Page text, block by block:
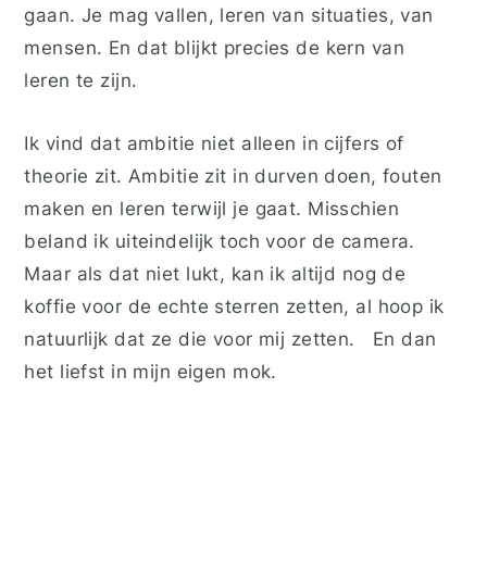
gaan. Je mag vallen, leren van situaties, van
mensen. En dat blijkt precies de kern van
leren te zijn.
Ik vind dat ambitie niet alleen in cijfers of
theorie zit. Ambitie zit in durven doen, fouten
maken en leren terwijl je gaat. Misschien
beland ik uiteindelijk toch voor de camera.
Maar als dat niet lukt, kan ik altijd nog de
koffie voor de echte sterren zetten, al hoop ik
natuurlijk dat ze die voor mij zetten. En dan
het liefst in mijn eigen mok.